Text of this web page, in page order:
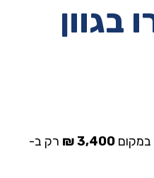
בגוון
במקום 3,400 ₪
רק ב-